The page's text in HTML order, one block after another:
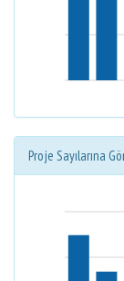
Proje Sayılarına